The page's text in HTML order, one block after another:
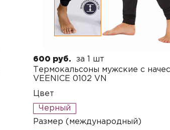
600 руб.
за 1 шт
Термокальсоны мужские с
VEENICE 0102 VN
Цвет
Черный
Размер (международный)